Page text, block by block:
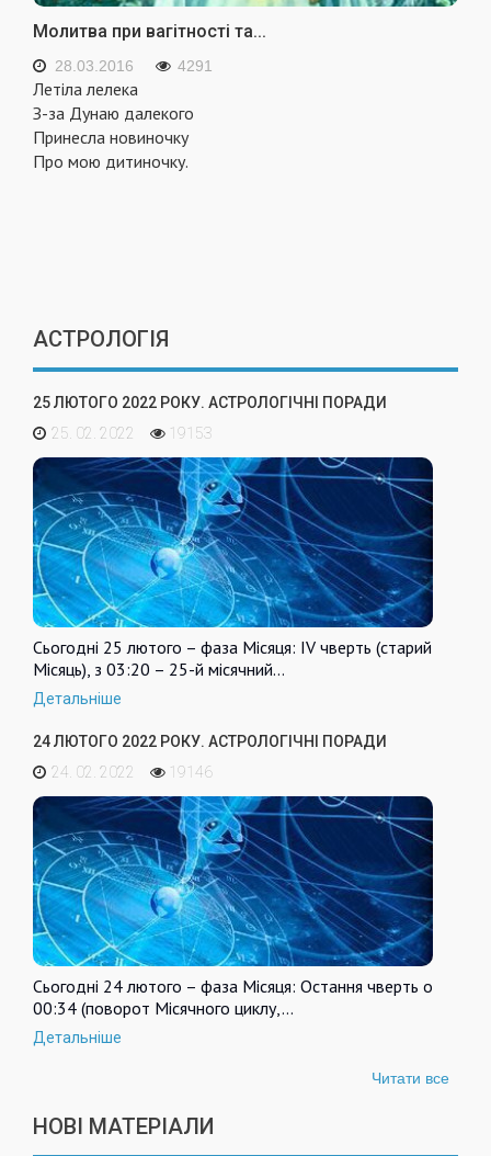
Молитва при вагітності та...
28.03.2016 4291
Летіла лелека
З-за Дунаю далекого
Принесла новиночку
Про мою дитиночку.
АСТРОЛОГІЯ
25 ЛЮТОГО 2022 РОКУ. АСТРОЛОГІЧНІ ПОРАДИ
25. 02. 2022
19153
Сьогодні 25 лютого – фаза Місяця: IV чверть (старий
Місяць), з 03:20 – 25-й місячний…
Детальніше
24 ЛЮТОГО 2022 РОКУ. АСТРОЛОГІЧНІ ПОРАДИ
24. 02. 2022
19146
Сьогодні 24 лютого – фаза Місяця: Остання чверть о
00:34 (поворот Місячного циклу,…
Детальніше
Читати все
НОВІ МАТЕРІАЛИ